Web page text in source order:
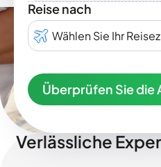
Reise nach
Wählen Sie Ihr
Überprüfen Sie
Verlässliche